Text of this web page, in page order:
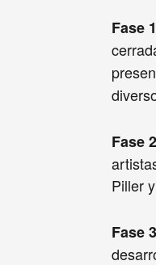
Fase
Fase
Piller
Fase